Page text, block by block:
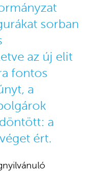
sorban
az új elit
fontos
a
a
ért.